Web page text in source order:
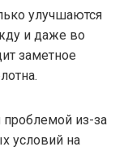
улучшаются
и даже во
заметное
из-за
условий на